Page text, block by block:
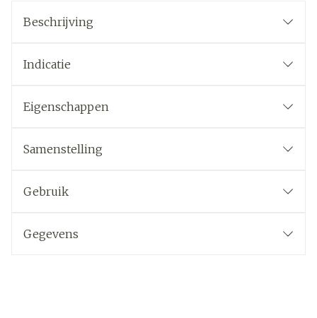
Beschrijving
Indicatie
Eigenschappen
Samenstelling
Gebruik
Gegevens